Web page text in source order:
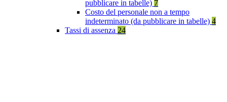
pubblicare in tabelle) 7
Costo del personale non a tempo
indeterminato (da pubblicare in tabelle) 4
Tassi di assenza 24